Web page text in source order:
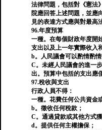
法律問題，包括對《憲法
院應回答上述問題，並應
見的表達方式應與對最高
96.年度預算
一種。在每個財政年度開
支出以及上一年實際收入
b。人民議會可以酌情酌
C。未經人民議會的進一
出。預算中包括的支出應
97.稅收與支出
行政人員不得：
一種。花費任何公共資金
b。徵收任何稅款；
C。通過貸款或其他方式
d。提供任何主權擔保；